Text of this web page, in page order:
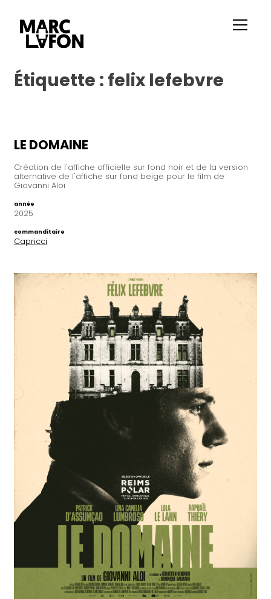
Étiquette : felix lefebvre
LE DOMAINE
Création de l'affiche officielle sur fond noir et de la version
alternative de l'affiche sur fond beige pour le film de
Giovanni Aloi
année
2025
commanditaire
Capricci